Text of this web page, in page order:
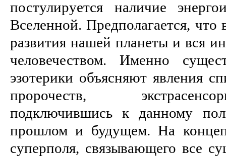
постулируется наличие
Вселенной. Предполагается,
развития нашей планеты и вся
человечеством. Именно
эзотерики объясняют явления
пророчеств,
подключившись к данному
прошлом и будущем. На
суперполя, связывающего все